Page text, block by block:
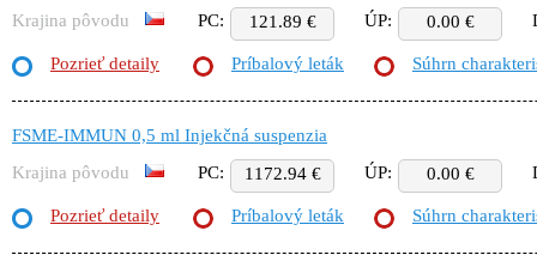
Krajina pôvodu
PC: 121.89 € ÚP: 0.00 €
Pozrieť detaily Príbalový leták Súhrn
FSME-IMMUN 0,5 ml Injekčná suspenzia
Krajina pôvodu
PC: 1172.94 € ÚP: 0.00 €
Pozrieť detaily Príbalový leták Súhrn